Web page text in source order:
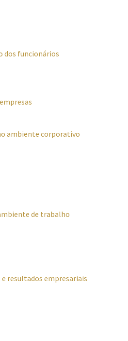
dos funcionários
ambiente corporativo
de trabalho
resultados empresariais